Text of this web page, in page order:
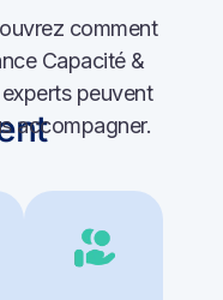
comment
Capacité &
peuvent
accompagner.